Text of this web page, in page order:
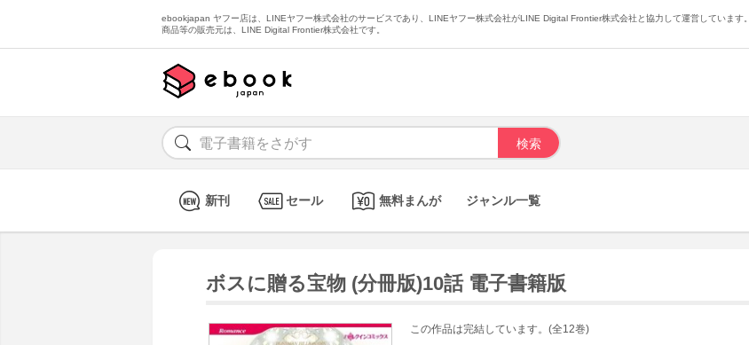
ebookjapan ヤフー店は、LINEヤフー株式会社のサービスであり、LINEヤフー株式会社がLINE Digital Frontier株式会社と協力して運営しています。
商品等の販売元は、LINE Digital Frontier株式会社です。
新刊 セール 無料まんが ジャンル一覧
ボスに贈る宝物 (分冊版)10話 電子書籍版
この作品は完結しています。(全12巻)